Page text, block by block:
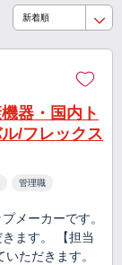
器・国内ト
/フレックス
管理職
メーカーです。
ます。 【担当
ただきます。